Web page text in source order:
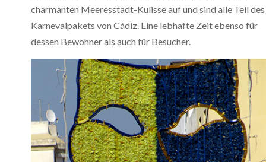
charmanten Meeresstadt-Kulisse auf und sind alle Teil des
Karnevalpakets von Cádiz. Eine lebhafte Zeit ebenso für
dessen Bewohner als auch für Besucher.